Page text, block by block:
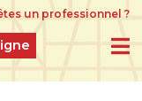
un professionnel ?